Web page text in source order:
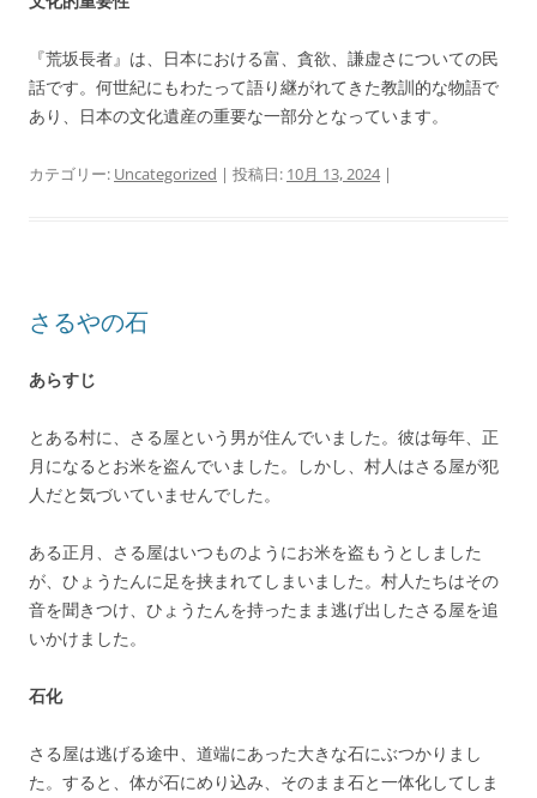
『荒坂長者』は、日本における富、貪欲、謙虚さについての民
話です。何世紀にもわたって語り継がれてきた教訓的な物語で
あり、日本の文化遺産の重要な一部分となっています。
カテゴリー: Uncategorized | 投稿日: 10月 13, 2024|
さるやの石
あらすじ
とある村に、さる屋という男が住んでいました。彼は毎年、正
月になるとお米を盗んでいました。しかし、村人はさる屋が犯
人だと気づいていませんでした。
ある正月、さる屋はいつものようにお米を盗もうとしました
が、ひょうたんに足を挟まれてしまいました。村人たちはその
音を聞きつけ、ひょうたんを持ったまま逃げ出したさる屋を追
いかけました。
石化
さる屋は逃げる途中、道端にあった大きな石にぶつかりまし
た。すると、体が石にめり込み、そのまま石と一体化してしま